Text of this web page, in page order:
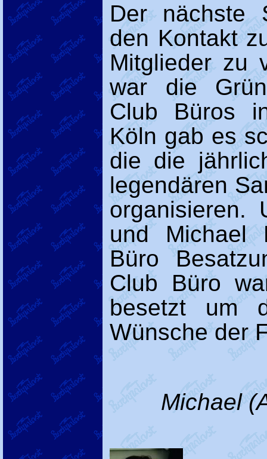
Der nächste
den Kontakt
Mitglieder zu
war die
Club Büros
Köln gab es
die die
legendären
organisieren.
und Michael
Büro
Club Büro
besetzt um
Wünsche der
Michael